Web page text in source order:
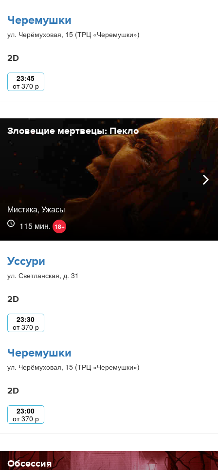
Черемушки
ул. Черёмуховая, 15 (ТРЦ «Черемушки»)
2D
23:45
от370 р
Зловещие мертвецы: Пекло
Мистика, Ужасы
115 мин. 18+
Уссури
ул. Светланская, д. 31
2D
23:30
от370 р
Черемушки
ул. Черёмуховая, 15 (ТРЦ «Черемушки»)
2D
23:00
от370 р
Обсессия